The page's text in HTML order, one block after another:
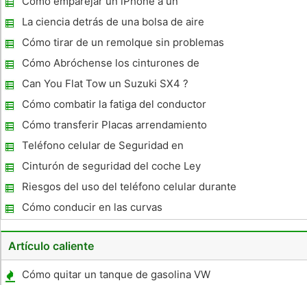
La ciencia detrás de una bolsa de aire
Cómo tirar de un remolque sin problemas
Cómo Abróchense los cinturones de
seguridad
Can You Flat Tow un Suzuki SX4 ?
Cómo combatir la fatiga del conductor
Cómo transferir Placas arrendamiento
Teléfono celular de Seguridad en
Gasolineras
Cinturón de seguridad del coche Ley
California
Riesgos del uso del teléfono celular durante
la conducción
Cómo conducir en las curvas
Artículo caliente
Cómo quitar un tanque de gasolina VW